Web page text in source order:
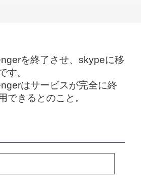
を終了させ、skypeに移
す。
はサービスが完全に終
できるとのこと。